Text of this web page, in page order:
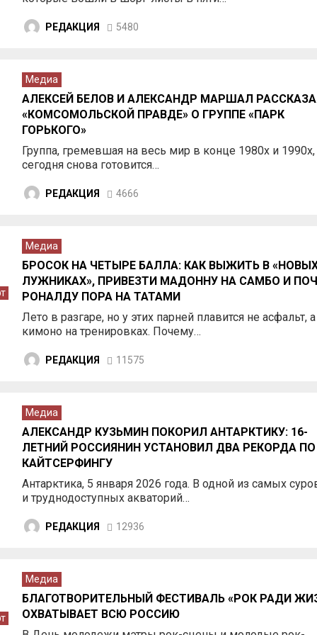
РЕДАКЦИЯ 5480
Медиа
АЛЕКСЕЙ БЕЛОВ И АЛЕКСАНДР МАРШАЛ
«КОМСОМОЛЬСКОЙ ПРАВДЕ» О ГРУППЕ «ПАРК
ГОРЬКОГО»
Группа, гремевшая на весь мир в конце 1980х и 1990х,
сегодня снова готовится…
РЕДАКЦИЯ 4666
Медиа
БРОСОК НА ЧЕТЫРЕ БАЛЛА: КАК ВЫЖИТЬ В
ЛУЖНИКАХ», ПРИВЕЗТИ МАДОННУ НА САМБО И
РОНАЛДУ ПОРА НА ТАТАМИ
Лето в разгаре, но у этих парней плавится не асфальт, а
кимоно на тренировках. Почему…
РЕДАКЦИЯ 11575
Медиа
АЛЕКСАНДР КУЗЬМИН ПОКОРИЛ АНТАРКТИКУ: 16-
ЛЕТНИЙ РОССИЯНИН УСТАНОВИЛ ДВА РЕКОРДА ПО
КАЙТСЕРФИНГУ
Антарктика, 5 января 2026 года. В одной из самых
и труднодоступных акваторий…
РЕДАКЦИЯ 12936
Медиа
БЛАГОТВОРИТЕЛЬНЫЙ ФЕСТИВАЛЬ «РОК РАДИ
ОХВАТЫВАЕТ ВСЮ РОССИЮ